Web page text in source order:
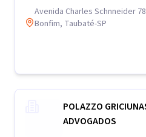
Avenida Charles Schnneider
Bonfim, Taubaté-SP
POLAZZO
ADVOGADOS